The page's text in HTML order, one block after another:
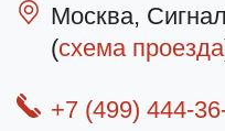
Москва,
(схема проезда
+7 (499) 444-